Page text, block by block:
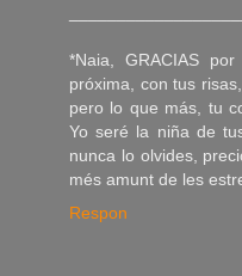
*Naia, GRACIAS
próxima, con tus
pero lo que más, tu
Yo seré la niña de
nunca lo olvides,
més amunt de les
Respon